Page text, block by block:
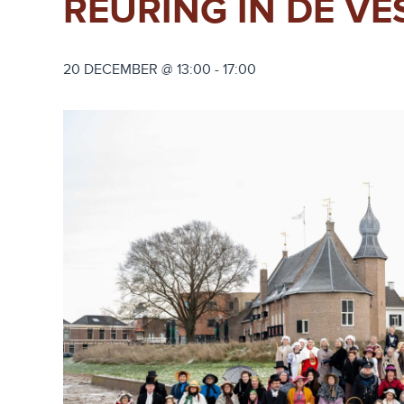
REURING IN DE
20 DECEMBER @ 13:00 - 17:00